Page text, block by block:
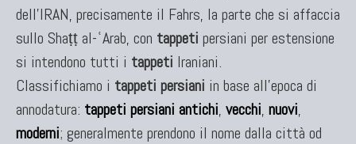
Tappeti Turcomanni Vecchi E Nuovi
Tappeti Ghazni
Tappeti Beluci
Tappeti Dal Mondo
dell'IRAN, precisamente il Fahrs, la parte che si affaccia
sullo Shaṭṭ al-ʿArab, con tappeti persiani per estensione
si intendono tutti i tappeti Iraniani.
Classifichiamo i tappeti persiani in base all'epoca di
annodatura: tappeti persiani antichi, vecchi, nuovi,
moderni; generalmente prendono il nome dalla città od